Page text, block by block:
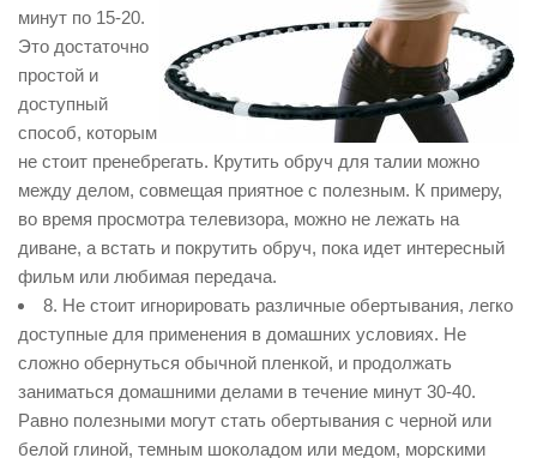
минут по 15-20.
Это достаточно
простой и
доступный
способ, которым
не стоит пренебрегать. Крутить обруч для талии можно
между делом, совмещая приятное с полезным. К примеру,
во время просмотра телевизора, можно не лежать на
диване, а встать и покрутить обруч, пока идет интересный
фильм или любимая передача.
8. Не стоит игнорировать различные обертывания, легко
доступные для применения в домашних условиях. Не
сложно обернуться обычной пленкой, и продолжать
заниматься домашними делами в течение минут 30-40.
Равно полезными могут стать обертывания с черной или
белой глиной, темным шоколадом или медом, морскими